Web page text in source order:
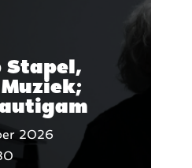
Stapel,
2026